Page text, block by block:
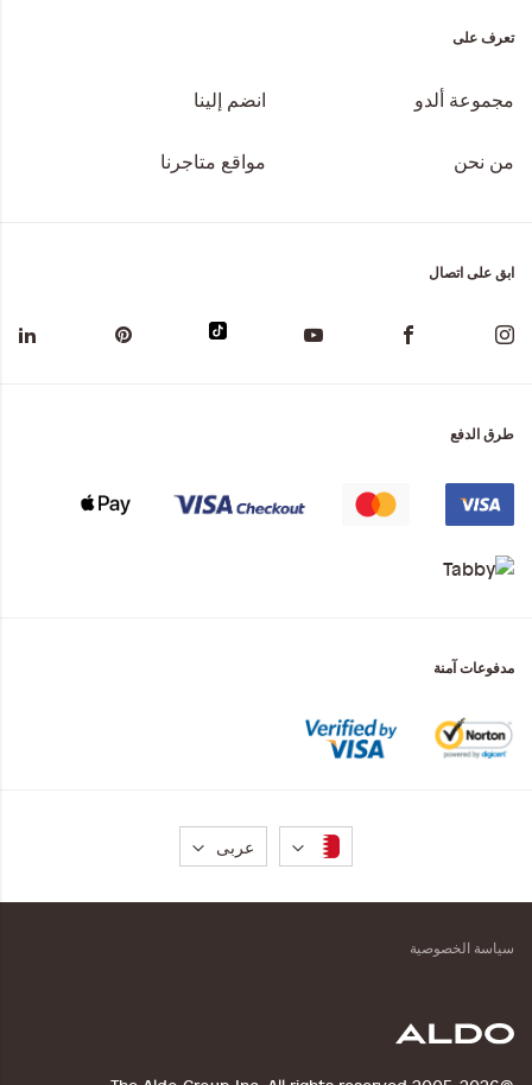
تعرف على
مجموعة ألدو انضم إلينا
من نحن مواقع متاجرنا
ابق على اتصال
طرق الدفع
مدفوعات آمنة
لغة
عربى
سياسة الخصوصية